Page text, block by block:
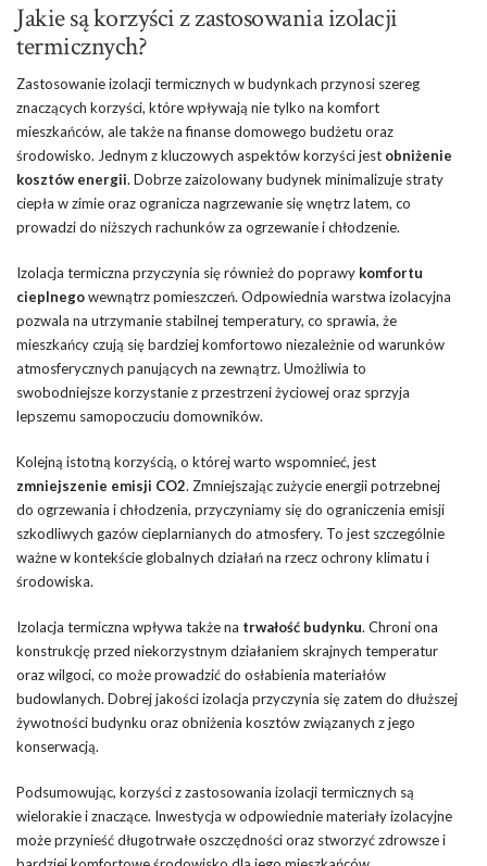
Jakie są korzyści z zastosowania izolacji
termicznych?
Zastosowanie izolacji termicznych w budynkach przynosi szereg
znaczących korzyści, które wpływają nie tylko na komfort
mieszkańców, ale także na finanse domowego budżetu oraz
środowisko. Jednym z kluczowych aspektów korzyści jest obniżenie
kosztów energii. Dobrze zaizolowany budynek minimalizuje straty
ciepła w zimie oraz ogranicza nagrzewanie się wnętrz latem, co
prowadzi do niższych rachunków za ogrzewanie i chłodzenie.
Izolacja termiczna przyczynia się również do poprawy komfortu
cieplnegowewnątrz pomieszczeń. Odpowiednia warstwa izolacyjna
pozwala na utrzymanie stabilnej temperatury, co sprawia, że
mieszkańcy czują się bardziej komfortowo niezależnie od warunków
atmosferycznych panujących na zewnątrz. Umożliwia to
swobodniejsze korzystanie z przestrzeni życiowej oraz sprzyja
lepszemu samopoczuciu domowników.
Kolejną istotną korzyścią, o której warto wspomnieć, jest
zmniejszenie emisji CO2. Zmniejszając zużycie energii potrzebnej
do ogrzewania i chłodzenia, przyczyniamy się do ograniczenia emisji
szkodliwych gazów cieplarnianych do atmosfery. To jest szczególnie
ważne w kontekście globalnych działań na rzecz ochrony klimatu i
środowiska.
Izolacja termiczna wpływa także na trwałość budynku. Chroni ona
konstrukcję przed niekorzystnym działaniem skrajnych temperatur
oraz wilgoci, co może prowadzić do osłabienia materiałów
budowlanych. Dobrej jakości izolacja przyczynia się zatem do dłuższej
żywotności budynku oraz obniżenia kosztów związanych z jego
konserwacją.
Podsumowując, korzyści z zastosowania izolacji termicznych są
wielorakie i znaczące. Inwestycja w odpowiednie materiały izolacyjne
może przynieść długotrwałe oszczędności oraz stworzyć zdrowsze i